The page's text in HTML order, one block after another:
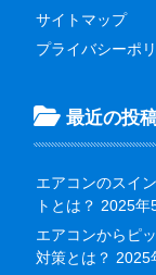
サイトマップ
プライバシーポ
最近の投
エアコンのスイ
トとは？ 2025年
エアコンからピ
対策とは？ 2025